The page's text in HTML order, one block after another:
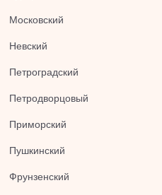
Московский
Невский
Петроградский
Петродворцовый
Приморский
Пушкинский
Фрунзенский